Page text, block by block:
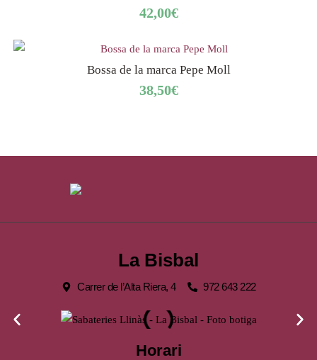
42,00€
Bossa de la marca Pepe Moll
38,50€
La Bisbal
Carrer de l’Alta Riera, 4 972 643 222
Horari